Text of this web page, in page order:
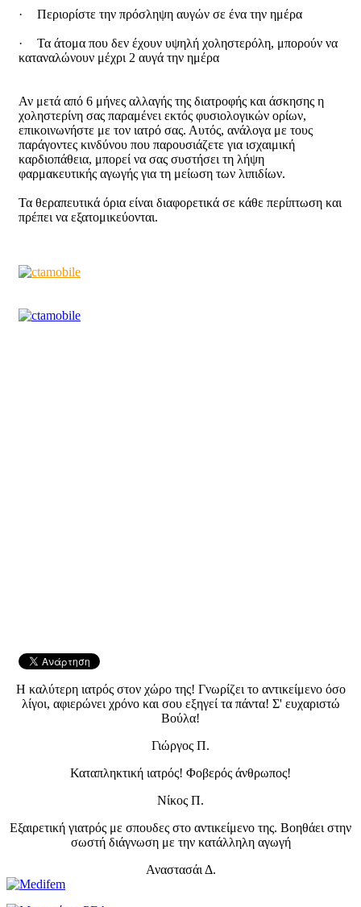
· Περιορίστε την πρόσληψη αυγών σε ένα την ημέρα
·
Τα άτομα που δεν έχουν υψηλή χοληστερόλη, μπορούν να
καταναλώνουν μέχρι 2 αυγά την ημέρα
Αν μετά από 6 μήνες αλλαγής της διατροφής και άσκησης η
χοληστερίνη σας παραμένει εκτός φυσιολογικών ορίων,
επικοινωνήστε με τον ιατρό σας. Αυτός, ανάλογα με τους
παράγοντες κινδύνου που παρουσιάζετε για ισχαιμική
καρδιοπάθεια, μπορεί να σας συστήσει τη λήψη
φαρμακευτικής αγωγής για τη μείωση των λιπιδίων.
Τα θεραπευτικά όρια είναι διαφορετικά σε κάθε περίπτωση και
πρέπει να εξατομικεύονται.
Η καλύτερη ιατρός στον χώρο της! Γνωρίζει το αντικείμενο όσο
λίγοι, αφιερώνει χρόνο και σου εξηγεί τα πάντα! Σ' ευχαριστώ
Βούλα!
Γιώργος Π.
Καταπληκτική ιατρός! Φοβερός άνθρωπος!
Νίκος Π.
Εξαιρετική γιατρός με σπουδες στο αντικείμενο της. Βοηθάει στην
σωστή διάγνωση με την κατάλληλη αγωγή
Αναστασάι Δ.